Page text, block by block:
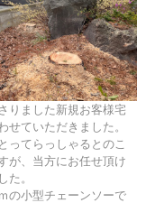
りました新規お客様宅
ていただきました。
ってらっしゃるとのこ
が、当方にお任せ頂け
た。
の小型チェーンソーで